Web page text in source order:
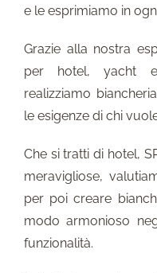
e le esprimiamo in
Grazie alla nostra
per hotel, yacht
realizziamo
le esigenze di chi
Che si tratti di hotel,
meravigliose,
per poi creare
modo armonioso
funzionalità.